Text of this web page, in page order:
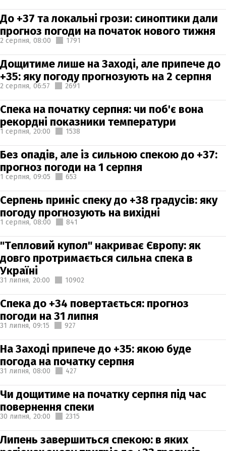
До +37 та локальні грози: синоптики дали
прогноз погоди на початок нового тижня
2 серпня, 08:00 1791
Дощитиме лише на Заході, але припече до
+35: яку погоду прогнозують на 2 серпня
2 серпня, 06:57 2691
Спека на початку серпня: чи поб'є вона
рекордні показники температури
1 серпня, 20:00 1538
Без опадів, але із сильною спекою до +37:
прогноз погоди на 1 серпня
1 серпня, 09:05 653
Серпень приніс спеку до +38 градусів: яку
погоду прогнозують на вихідні
1 серпня, 08:00 841
"Тепловий купол" накриває Європу: як
довго протримається сильна спека в
Україні
31 липня, 20:00 10902
Спека до +34 повертається: прогноз
погоди на 31 липня
31 липня, 09:15 927
На Заході припече до +35: якою буде
погода на початку серпня
31 липня, 08:00 427
Чи дощитиме на початку серпня під час
повернення спеки
30 липня, 20:00 2315
Липень завершиться спекою: в яких